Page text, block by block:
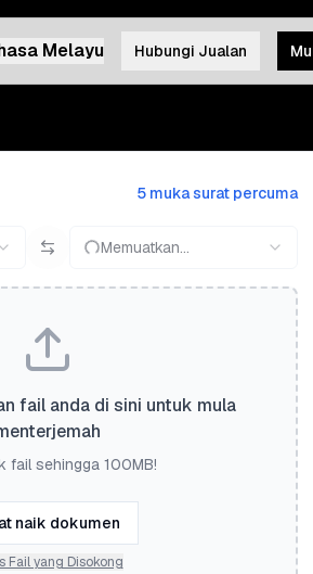
Melayu Hubungi Jualan
5 muka surat percuma
Memuatkan...
fail anda di sini untuk mula
fail sehingga 100MB!
naik dokumen
Fail yang Disokong